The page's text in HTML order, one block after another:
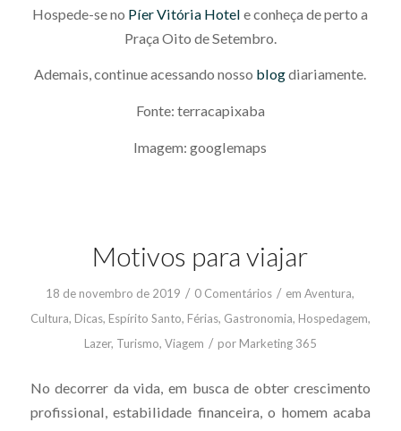
Hospede-se no Píer Vitória Hotel e conheça de perto a
Praça Oito de Setembro.
Ademais, continue acessando nosso blogdiariamente.
Fonte: terracapixaba
Imagem: googlemaps
Motivos para viajar
18 de novembro de 2019 / 0 Comentários / emAventura,
Cultura, Dicas, Espírito Santo, Férias, Gastronomia, Hospedagem,
Lazer, Turismo, Viagem / por Marketing 365
No decorrer da vida, em busca de obter crescimento
profissional, estabilidade financeira, o homem acaba